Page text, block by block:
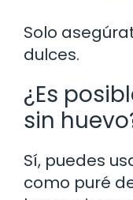
Solo
dulces.
¿Es
sin
Sí, puedes
como puré